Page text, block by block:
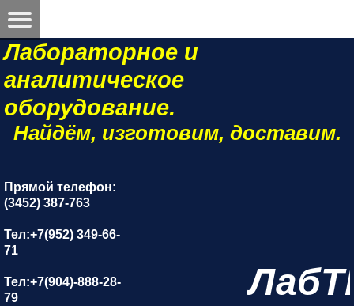
Лабораторное и
аналитическое
оборудование.
Найдём, изготовим, доставим.
Прямой телефон:
(3452) 387-763
Тел:+7(952) 349-66-
71
Тел:+7(904)-888-28-
79